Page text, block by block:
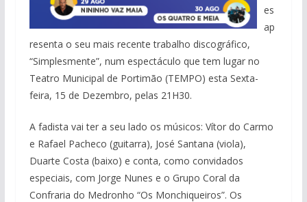
es
ap
resenta o seu mais recente trabalho discográfico,
“Simplesmente”, num espectáculo que tem lugar no
Teatro Municipal de Portimão (TEMPO) esta Sexta-
feira, 15 de Dezembro, pelas 21H30.
A fadista vai ter a seu lado os músicos: Vítor do Carmo
e Rafael Pacheco (guitarra), José Santana (viola),
Duarte Costa (baixo) e conta, como convidados
especiais, com Jorge Nunes e o Grupo Coral da
Confraria do Medronho “Os Monchiqueiros”. Os